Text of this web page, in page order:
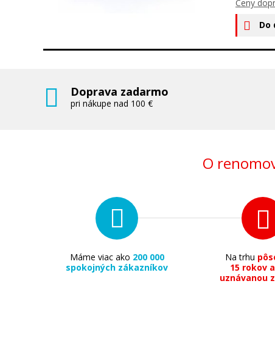
Ceny
Do
Doprava zadarmo
pri nákupe nad 100 €
O
Máme viac ako 200 000
spokojných zákazníkov
Na trhu
15 rokov
uznávanou